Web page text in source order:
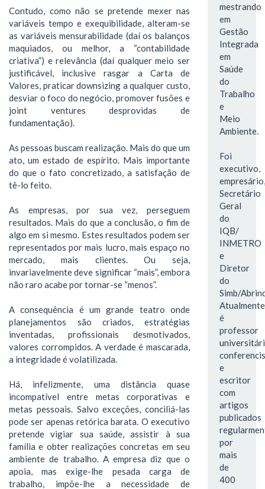
Contudo, como não se pretende mexer nas
variáveis tempo e exequibilidade, alteram-se
as variáveis mensurabilidade (daí os balanços
maquiados, ou melhor, a “contabilidade
criativa”) e relevância (daí qualquer meio ser
justificável, inclusive rasgar a Carta de
Valores, praticar downsizing a qualquer custo,
desviar o foco do negócio, promover fusões e
joint ventures desprovidas de
fundamentação).
As pessoas buscam realização. Mais do que um
ato, um estado de espírito. Mais importante
do que o fato concretizado, a satisfação de
tê-lo feito.
As empresas, por sua vez, perseguem
resultados. Mais do que a conclusão, o fim de
algo em si mesmo. Estes resultados podem ser
representados por mais lucro, mais espaço no
mercado, mais clientes. Ou seja,
invariavelmente deve significar “mais”, embora
não raro acabe por tornar-se “menos”.
A consequência é um grande teatro onde
planejamentos são criados, estratégias
inventadas, profissionais desmotivados,
valores corrompidos. A verdade é mascarada,
a integridade é volatilizada.
Há, infelizmente, uma distância quase
incompatível entre metas corporativas e
metas pessoais. Salvo exceções, conciliá-las
pode ser apenas retórica barata. O executivo
pretende vigiar sua saúde, assistir à sua
família e obter realizações concretas em seu
ambiente de trabalho. A empresa diz que o
apoia, mas exige-lhe pesada carga de
trabalho, impõe-lhe a necessidade de
mestrando
em
Gestão
Integrada
em
Saúde
do
Trabalho
e
Meio
Ambiente.
Foi
executivo,
empresário,
Secretário
Geral
do
IQB/
INMETRO
e
Diretor
do
Simb/
Atualmente
é
professor
e
escritor
com
artigos
publicados
por
mais
de
400